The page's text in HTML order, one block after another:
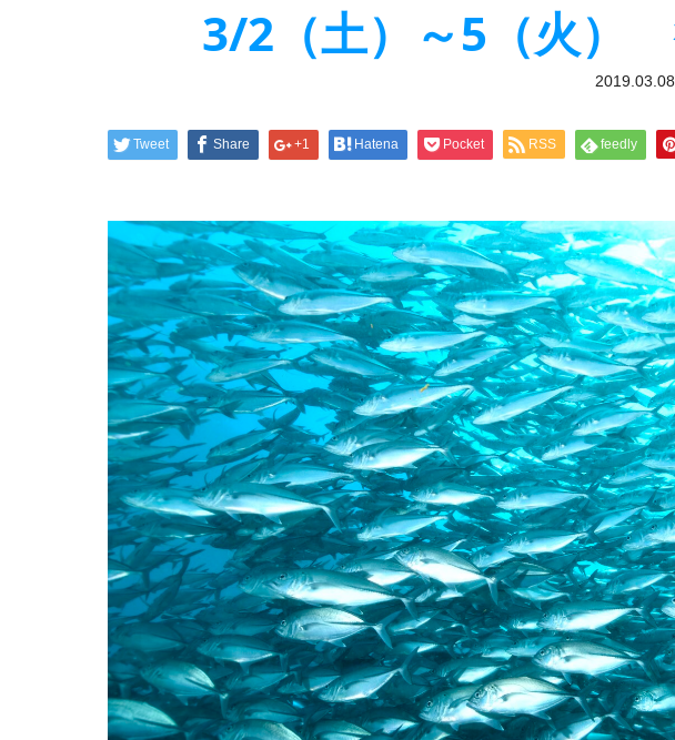
3/2（土）～5（火）
2019.03.08
Tweet Share +1 Hatena Pocket RSS feedly